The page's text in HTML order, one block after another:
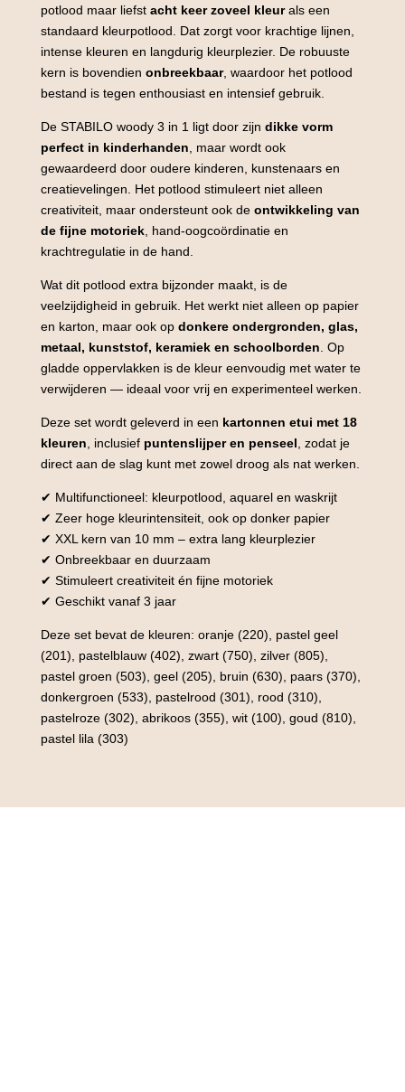
potlood maar liefst acht keer zoveel kleurals een
standaard kleurpotlood. Dat zorgt voor krachtige lijnen,
intense kleuren en langdurig kleurplezier. De robuuste
kern is bovendien onbreekbaar, waardoor het potlood
bestand is tegen enthousiast en intensief gebruik.
De STABILO woody 3 in 1 ligt door zijn dikke vorm
perfect in kinderhanden , maar wordt ook
gewaardeerd door oudere kinderen, kunstenaars en
creatievelingen. Het potlood stimuleert niet alleen
creativiteit, maar ondersteunt ook de ontwikkeling van
de fijne motoriek, hand-oogcoördinatie en
krachtregulatie in de hand.
Wat dit potlood extra bijzonder maakt, is de
veelzijdigheid in gebruik. Het werkt niet alleen op papier
en karton, maar ook op donkere ondergronden, glas,
metaal, kunststof, keramiek en schoolborden . Op
gladde oppervlakken is de kleur eenvoudig met water te
verwijderen — ideaal voor vrij en experimenteel werken.
Deze set wordt geleverd in een kartonnen etui met 18
kleuren , inclusief puntenslijper en penseel , zodat je
direct aan de slag kunt met zowel droog als nat werken.
✔ Multifunctioneel: kleurpotlood, aquarel en waskrijt
✔ Zeer hoge kleurintensiteit, ook op donker papier
✔ XXL kern van 10 mm – extra lang kleurplezier
✔ Onbreekbaar en duurzaam
✔ Stimuleert creativiteit én fijne motoriek
✔ Geschikt vanaf 3 jaar
Deze set bevat de kleuren: oranje (220), pastel geel
(201), pastelblauw (402), zwart (750), zilver (805),
pastel groen (503), geel (205), bruin (630), paars (370),
donkergroen (533), pastelrood (301), rood (310),
pastelroze (302), abrikoos (355), wit (100), goud (810),
pastel lila (303)